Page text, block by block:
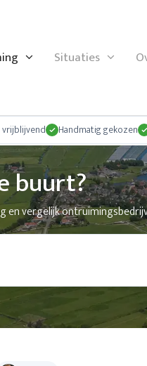
Situaties
Handmatig gekozen
buurt?
en vergelijk